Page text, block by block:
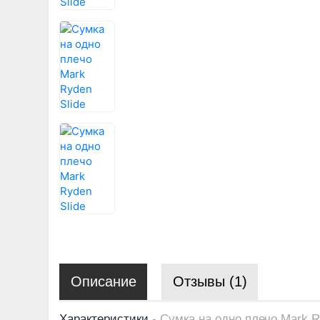
Описание Отзывы (1)